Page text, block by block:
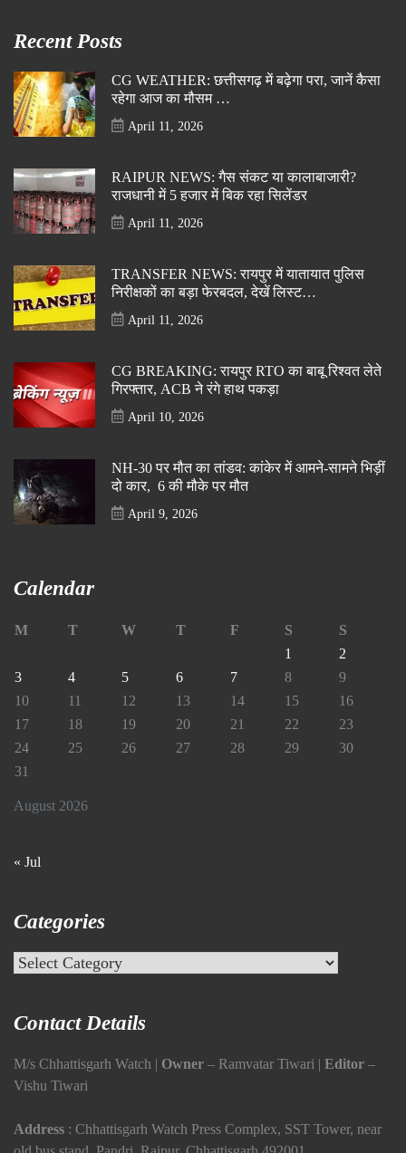
Recent Posts
CG WEATHER: छत्तीसगढ़ में बढ़ेगा परा, जानें कैसा
रहेगा आज का मौसम …
April 11, 2026
RAIPUR NEWS: गैस संकट या कालाबाजारी?
राजधानी में 5 हजार में बिक रहा सिलेंडर
April 11, 2026
TRANSFER NEWS: रायपुर में यातायात पुलिस
निरीक्षकों का बड़ा फेरबदल, देखें लिस्ट…
April 11, 2026
CG BREAKING: रायपुर RTO का बाबू रिश्वत लेते
गिरफ्तार, ACB ने रंगे हाथ पकड़ा
April 10, 2026
NH-30 पर मौत का तांडव: कांकेर में आमने-सामने भिड़ीं
दो कार, 6 की मौके पर मौत
April 9, 2026
Calendar
August 2026
M T W T F S
S
1
2
3
4 5 6 7 8
9
10
11 12 13 14 15
16
17
18 19 20 21 22
23
24
25 26 27 28 29
30
31
« Jul
Categories
Categories
Contact Details
M/s Chhattisgarh Watch | Owner – Ramvatar Tiwari | Editor –
Vishu Tiwari
Address : Chhattisgarh Watch Press Complex, SST Tower, near